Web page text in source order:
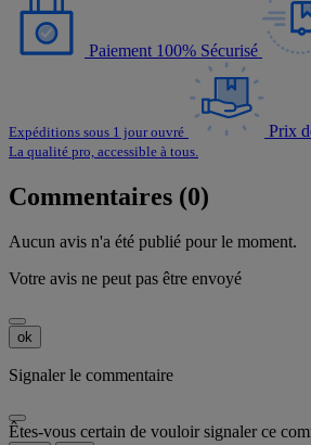
Paiement 100% Sécurisé
Expéditions sous 1 jour ouvré Prix
La qualité pro, accessible à tous.
Commentaires (0)
Aucun avis n'a été publié pour le moment.
Votre avis ne peut pas être envoyé
ok
Signaler le commentaire
Êtes-vous certain de vouloir signaler ce